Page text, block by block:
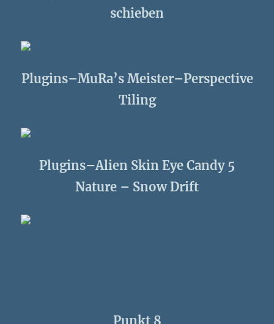
schieben
Plugins–MuRa’s Meister–Perspective
Tiling
Plugins–Alien Skin Eye Candy 5
Nature – Snow Drift
Punkt 8